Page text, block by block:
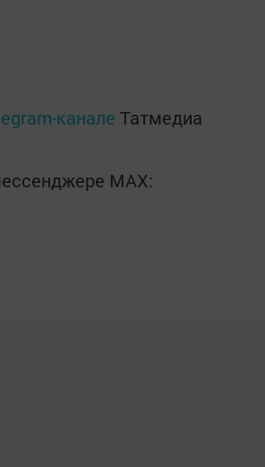
канале Татмедиа
MАХ: